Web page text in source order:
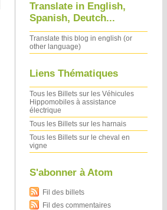
Translate in English,
Spanish, Deutch...
Translate this blog in english (or
other language)
Liens Thématiques
Tous les Billets sur les Véhicules
Hippomobiles à assistance
électrique
Tous les Billets sur les harnais
Tous les Billets sur le cheval en
vigne
S'abonner à Atom
Fil des billets
Fil des commentaires